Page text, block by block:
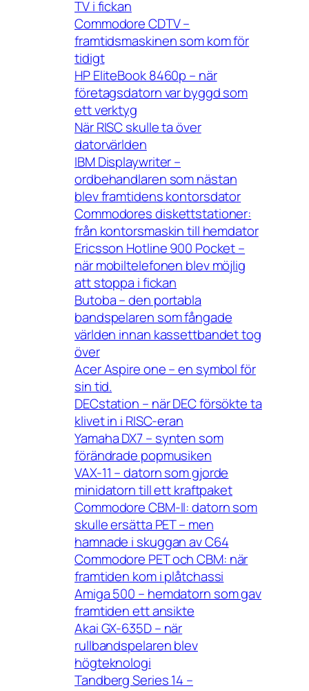
TV i fickan
Commodore CDTV –
framtidsmaskinen som kom för
tidigt
HP EliteBook 8460p – när
företagsdatorn var byggd som
ett verktyg
När RISC skulle ta över
datorvärlden
IBM Displaywriter –
ordbehandlaren som nästan
blev framtidens kontorsdator
Commodores diskettstationer:
från kontorsmaskin till hemdator
Ericsson Hotline 900 Pocket –
när mobiltelefonen blev möjlig
att stoppa i fickan
Butoba – den portabla
bandspelaren som fångade
världen innan kassettbandet tog
över
Acer Aspire one – en symbol för
sin tid.
DECstation – när DEC försökte ta
klivet in i RISC-eran
Yamaha DX7 – synten som
förändrade popmusiken
VAX-11 – datorn som gjorde
minidatorn till ett kraftpaket
Commodore CBM-II: datorn som
skulle ersätta PET – men
hamnade i skuggan av C64
Commodore PET och CBM: när
framtiden kom i plåtchassi
Amiga 500 – hemdatorn som gav
framtiden ett ansikte
Akai GX-635D – när
rullbandspelaren blev
högteknologi
Tandberg Series 14 –